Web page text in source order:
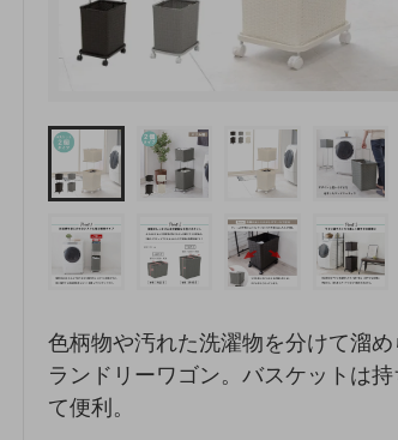
色柄物や汚れた洗濯物を分けて溜め
ランドリーワゴン。バスケットは
て便利。